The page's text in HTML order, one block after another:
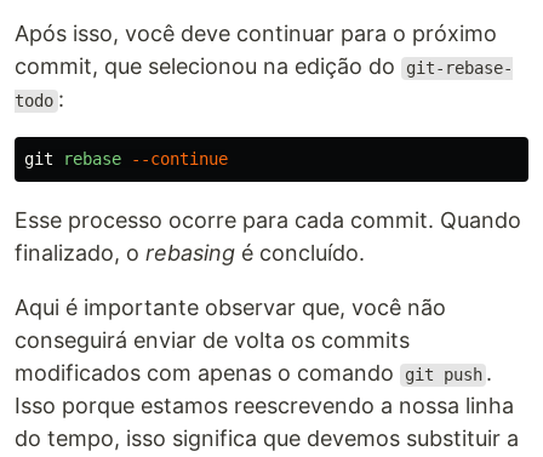
Após isso, você deve continuar para o próximo
commit, que selecionou na edição do
git-rebase-
todo :
git rebase --continue
Esse processo ocorre para cada commit. Quando
finalizado, o rebasing é concluído.
Aqui é importante observar que, você não
conseguirá enviar de volta os commits
modificados com apenas o comando
git push .
Isso porque estamos reescrevendo a nossa linha
do tempo, isso significa que devemos substituir a